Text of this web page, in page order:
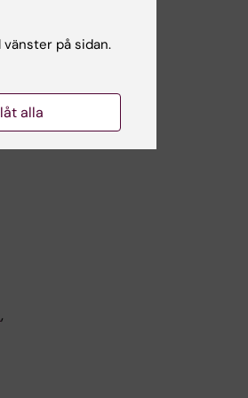
,
på sidan.
alla